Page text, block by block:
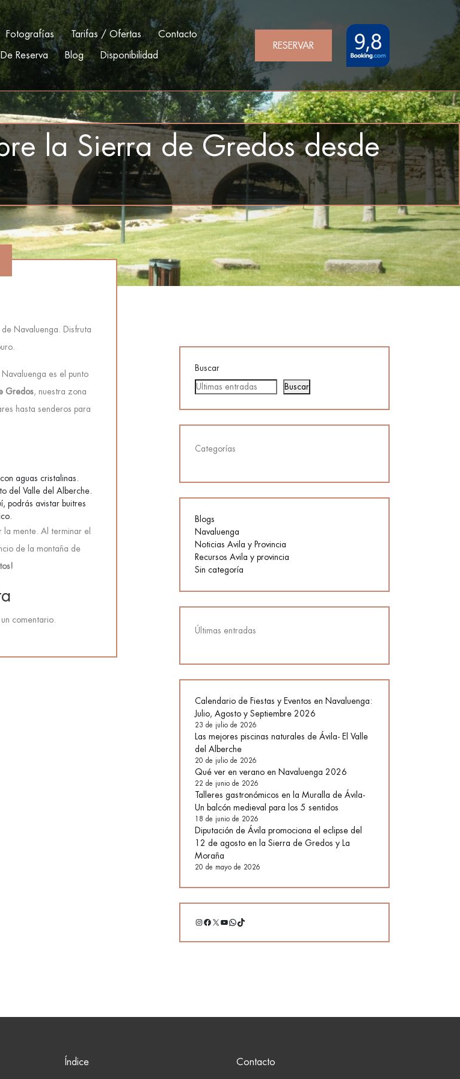
Fotografías Tarifas / Ofertas
Contacto
Reserva
Blog Disponibilidad
RESERVAR
la Sierra de Gredos desde
Navaluenga. Disfruta
es el punto
Gredos, nuestra zona
hasta senderos para
aguas cristalinas.
del Valle del Alberche.
podrás avistar buitres
la mente. Al terminar el
de la montaña de
comentario.
Buscar
Buscar
Categorías
Blogs
Navaluenga
Noticias Avila y Provincia
Recursos Avila y provincia
Sin categoría
Últimas entradas
Calendario de Fiestas y Eventos en Navaluenga:
Julio, Agosto y Septiembre 2026
23 de julio de 2026
Las mejores piscinas naturales de Ávila- El Valle
del Alberche
20 de julio de 2026
Qué ver en verano en Navaluenga 2026
22 de junio de 2026
Talleres gastronómicos en la Muralla de Ávila-
Un balcón medieval para los 5 sentidos
18 de junio de 2026
Diputación de Ávila promociona el eclipse del
12 de agosto en la Sierra de Gredos y La
Moraña
20 de mayo de 2026
Instagram
Facebook
X YouTube
WhatsApp
TikTok
Índice Contacto